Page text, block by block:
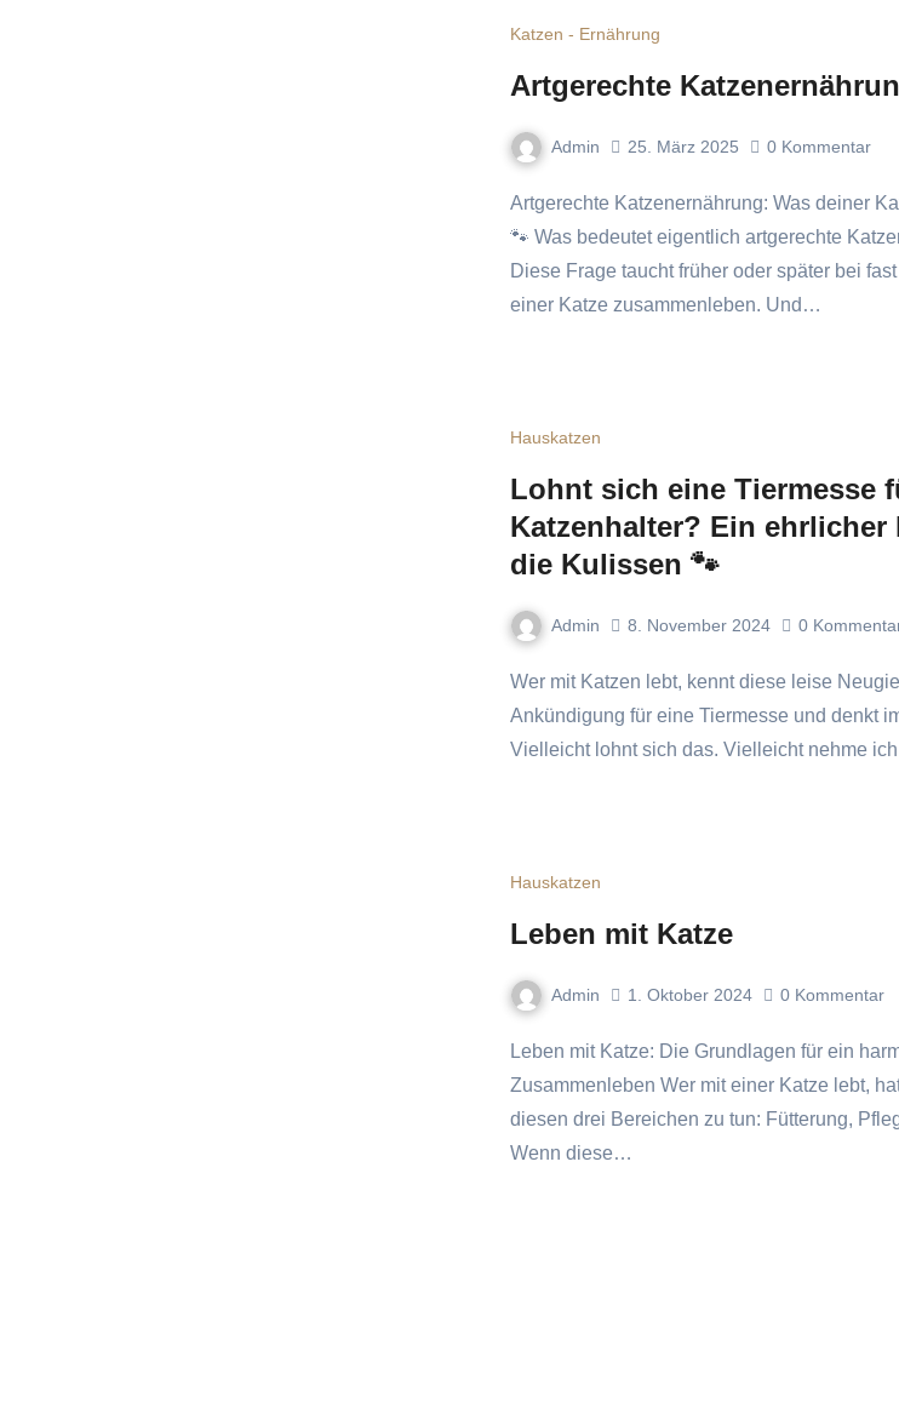
Katzen - Ernährung
Artgerechte
Admin 25. März 2025 0 Kommentar
Artgerechte Katzenernährung: Was deiner Katze wirklich gut tut
🐾 Was bedeutet eigentlich artgerechte
Diese Frage taucht früher oder später bei
einer Katze zusammenleben. Und…
Hauskatzen
Lohnt sich eine Tiermesse
Katzenhalter? Ein
die Kulissen 🐾
Admin 8. November 2024 0
Wer mit Katzen lebt, kennt diese leise Neugier. Man sieht eine
Ankündigung für eine Tiermesse und denkt
Vielleicht lohnt sich das. Vielleicht nehme
Hauskatzen
Leben mit Katze
Admin 1. Oktober 2024 0 Kommentar
Leben mit Katze: Die Grundlagen für ein harmonisches
Zusammenleben Wer mit einer Katze lebt,
diesen drei Bereichen zu tun: Fütterung,
Wenn diese…